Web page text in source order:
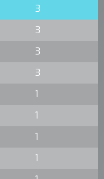
3
3
3
3
1
1
1
1